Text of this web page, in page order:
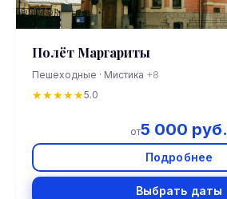
Полёт Маргариты
Пешеходные · Мистика +8
★★★★★5.0
от5 000 руб.
Подробнее
Выбрать даты